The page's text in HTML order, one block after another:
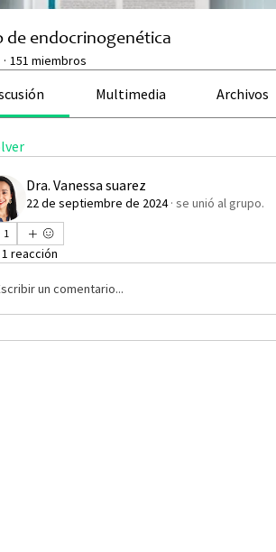
de endocrinogenética
· 151 miembros
Multimedia Archivos
Dra. Vanessa suarez
22 de septiembre de 2024· se unió al grupo.
1
1 reacción
un comentario...